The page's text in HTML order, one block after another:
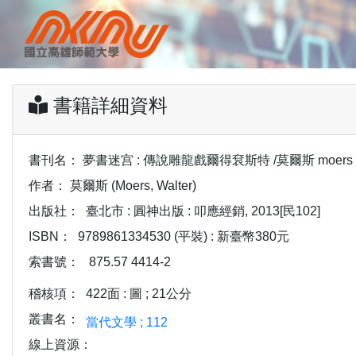
書籍詳細資料
書刊名：
夢書迷宫 : 傳說雕龍戲爾得袞斯特 /莫爾斯 moers
作者：
莫爾斯 (Moers, Walter)
出版社：
臺北市 : 圓神出版 : 叩應經銷, 2013[民102]
ISBN：
9789861334530 (平裝) : 新臺幣380元
索書號：
875.57 4414-2
稽核項：
422面 : 圖 ; 21公分
叢書名：
當代文學 ; 112
線上資源：